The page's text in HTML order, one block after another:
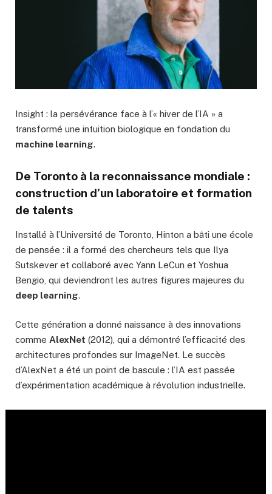
Insight : la persévérance face à l’« hiver de l’IA » a
transformé une intuition biologique en fondation du
machine learning.
De Toronto à la reconnaissance mondiale :
construction d’un laboratoire et formation
de talents
Installé à l’Université de Toronto, Hinton a bâti une école
de pensée : il a formé des chercheurs tels que Ilya
Sutskever et collaboré avec Yann LeCun et Yoshua
Bengio, qui deviendront les autres figures majeures du
deep learning.
Cette génération a donné naissance à des innovations
comme AlexNet (2012), qui a démontré l’efficacité des
architectures profondes sur ImageNet. Le succès
d’AlexNet a été un point de bascule : l’IA est passée
d’expérimentation académique à révolution industrielle.